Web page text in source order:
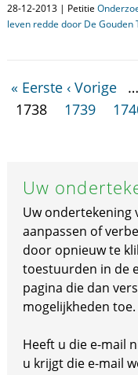
28-12-2013 | Petitie
leven redde door De Gouden
« Eerste ‹ Vorige …
1738
1739
Uw
Uw ondertekening
aanpassen of
door opnieuw te
toestuurden in de
pagina die dan
mogelijkheden toe.
Heeft u die e-mail
u krijgt die e-mail